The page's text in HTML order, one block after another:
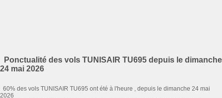
Ponctualité des vols TUNISAIR TU695 depuis le dimanche
24 mai 2026
60% des vols TUNISAIR TU695 ont été à l'heure , depuis le dimanche 24 mai
2026